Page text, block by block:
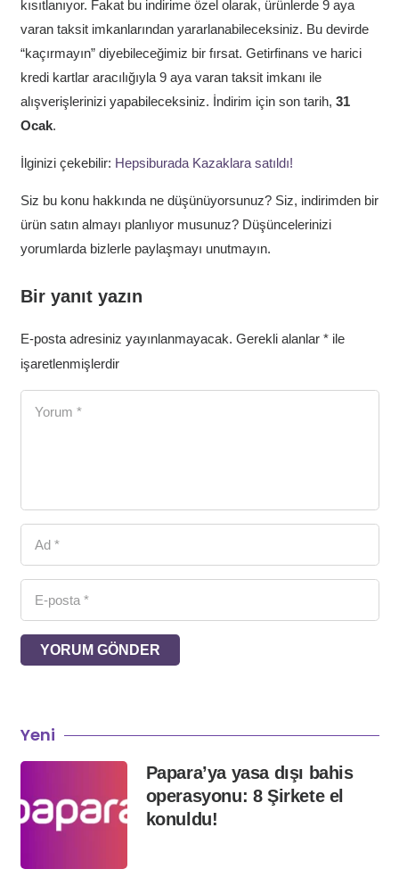
kısıtlanıyor. Fakat bu indirime özel olarak, ürünlerde 9 aya
varan taksit imkanlarından yararlanabileceksiniz. Bu devirde
“kaçırmayın” diyebileceğimiz bir fırsat. Getirfinans ve harici
kredi kartlar aracılığıyla 9 aya varan taksit imkanı ile
alışverişlerinizi yapabileceksiniz. İndirim için son tarih, 31
Ocak.
İlginizi çekebilir: Hepsiburada Kazaklara satıldı!
Siz bu konu hakkında ne düşünüyorsunuz? Siz, indirimden bir
ürün satın almayı planlıyor musunuz? Düşüncelerinizi
yorumlarda bizlerle paylaşmayı unutmayın.
Bir yanıt yazın
E-posta adresiniz yayınlanmayacak. Gerekli alanlar *ile
işaretlenmişlerdir
YORUM GÖNDER
Yeni
Papara’ya yasa dışı bahis
operasyonu: 8 Şirkete el
konuldu!